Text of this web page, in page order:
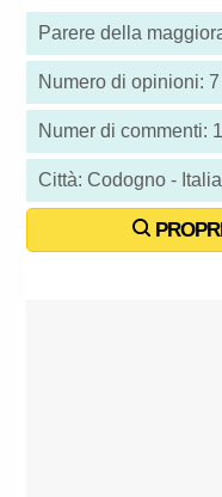
Parere della
Numero di opinioni: 7
Numer di commenti: 1
Città: Codogno - Italia